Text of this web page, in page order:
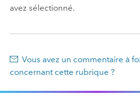
avez sélectionné.
Vous avez un commentaire à
concernant cette rubrique ?